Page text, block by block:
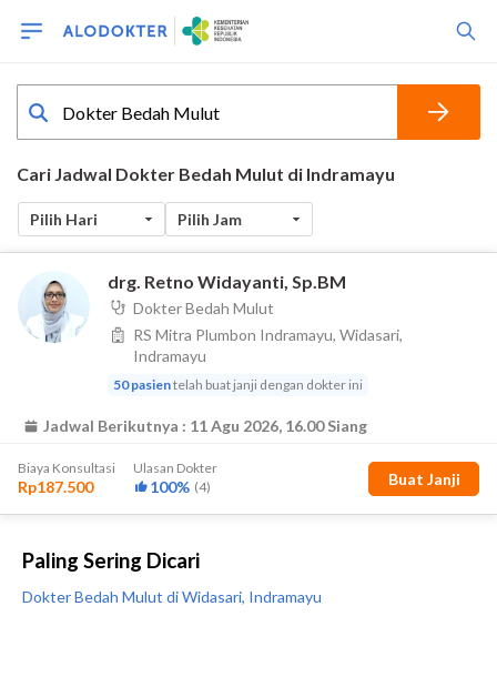
Paling Sering Dicari
Dokter Bedah Mulut di Widasari, Indramayu